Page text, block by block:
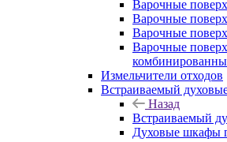
Варочные
Варочные
Варочные
Варочные
Измельчители отходов
Встраиваемый
Назад
Встраиваемый
Духовые шкафы